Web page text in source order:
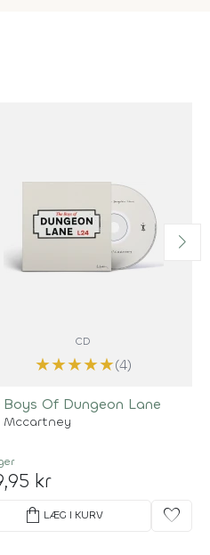
CD
★★★★★(4)
Boys Of Dungeon Lane
Mccartney
kr
shopping_bag LÆG I KURV favorite